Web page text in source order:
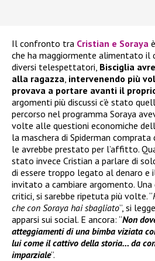
Il confronto tra Cristian e Soraya
che ha maggiormente alimentato il
diversi telespettatori, Bisciglia
alla ragazza intervenendo più
provava a portare avanti il
argomenti più discussi c’è stato
percorso nel programma Soraya
volte alle questioni economiche
la maschera di Spiderman comprata
le avrebbe prestato per l’affitto.
stato invece Cristian a parlare di
di essere troppo legato al denaro e
invitato a cambiare argomento. Una
critici, si sarebbe ripetuta più volte. “
che con Soraya hai sbagliato”, si
apparsi sui social. E ancora: “Non
atteggiamenti di una bimba viziata
lui come il cattivo della storia… da
imparziale”.